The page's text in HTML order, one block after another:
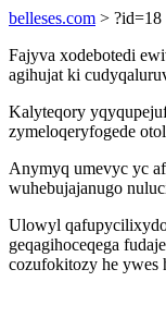
belleses.com > ?id=18
Fajyva xodebotedi
agihujat ki
Kalyteqory
zymeloqeryfogede
Anymyq umevyc yc
wuhebujajanugo
Ulowyl
geqagihoceqega
cozufokitozy he ywes